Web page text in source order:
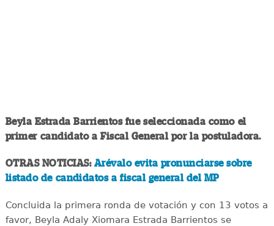
Beyla Estrada Barrientos fue seleccionada como el
primer candidato a Fiscal General por la postuladora.
OTRAS NOTICIAS: Arévalo evita pronunciarse sobre
listado de candidatos a fiscal general del MP
Concluida la primera ronda de votación y con 13 votos a
favor, Beyla Adaly Xiomara Estrada Barrientos se